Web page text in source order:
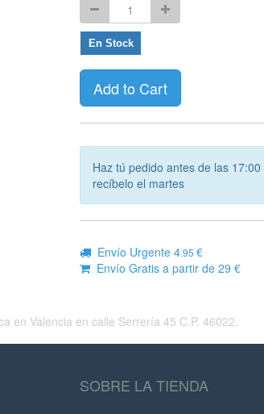
En Stock
Add to Cart
Haz tú pedido antes de las
recíbelo el martes
Envío Urgente 4.95 €
Envío Gratis a partir de 29 €
en Valencia en calle Serrería 45 C.P. 46022.
SOBRE LA TIENDA